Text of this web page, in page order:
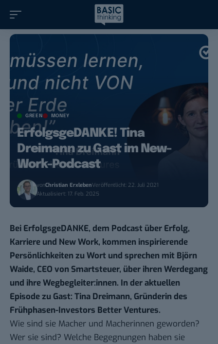
GREEN MONEY
ErfolgsgeDANKE! Tina
Dreimann zu Gast im New-
Work-Podcast
vonChristian ErxlebenVeröffentlicht: 22. Juli 2021
Aktualisiert: 17. Feb. 2025
Bei ErfolgsgeDANKE, dem Podcast über Erfolg,
Karriere und New Work, kommen inspirierende
Persönlichkeiten zu Wort und sprechen mit Björn
Waide, CEO von Smartsteuer, über ihren Werdegang
und ihre Wegbegleiter:innen. In der aktuellen
Episode zu Gast: Tina Dreimann, Gründerin des
Frühphasen-Investors Better Ventures.
Wie sind sie Macher und Macherinnen geworden?
Wer sie sind? Welche Begegnungen haben sie